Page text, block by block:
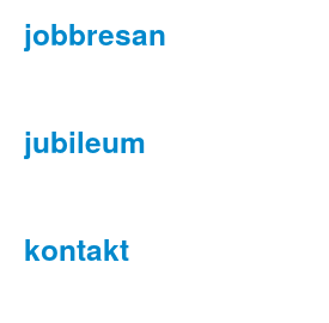
jobbresan
jubileum
kontakt